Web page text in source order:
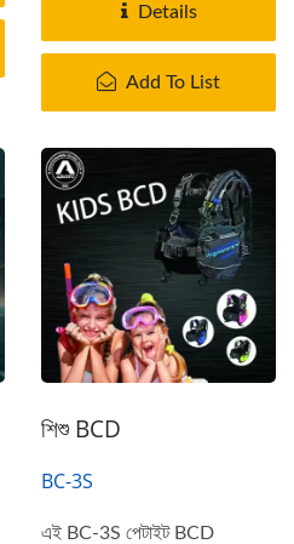
Details
Add To List
শিশু BCD
BC-3S
এই BC-3S পেটাইট BCD